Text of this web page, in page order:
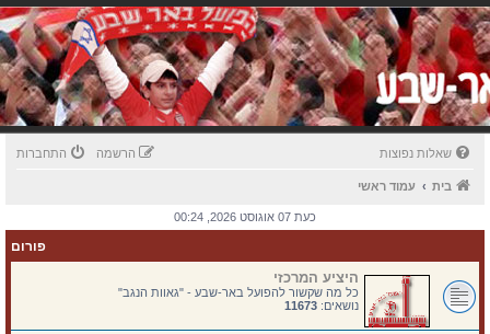
שאלות נפוצות התחברות הרשמה
בית עמוד ראשי
כעת 07 אוגוסט 2026, 00:24
פורום
היציע המרכזי
כל מה שקשור להפועל באר-שבע - "גאוות הנגב"
נושאים: 11673